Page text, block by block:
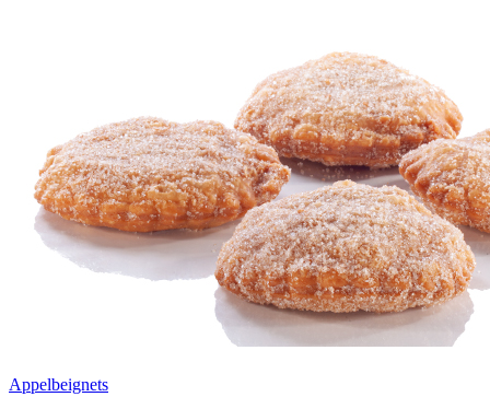
Appelbeignets